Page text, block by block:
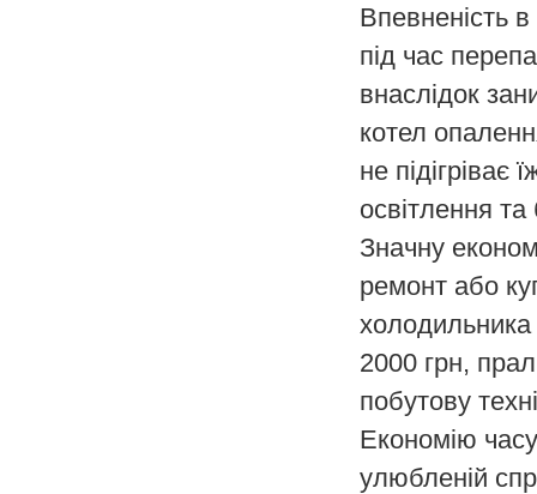
Впевненість
під час
внаслідок
котел
не
освітлення та
Значну
ремонт або
холодильника
2000 грн,
побутову
Економію
улюбленій